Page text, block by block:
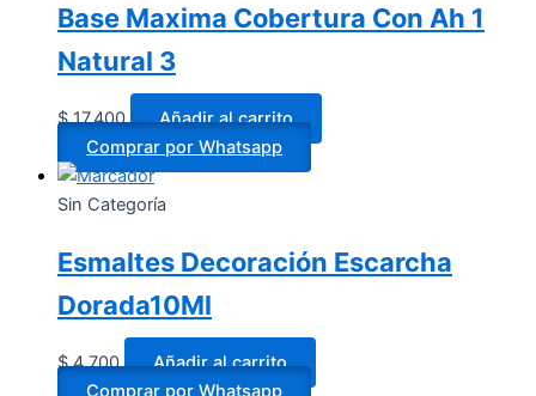
Base Maxima Cobertura Con Ah 1
Natural 3
$17.400
Añadir al carrito
Comprar por Whatsapp
Sin Categoría
Esmaltes Decoración Escarcha
Dorada10Ml
$4.700
Añadir al carrito
Comprar por Whatsapp